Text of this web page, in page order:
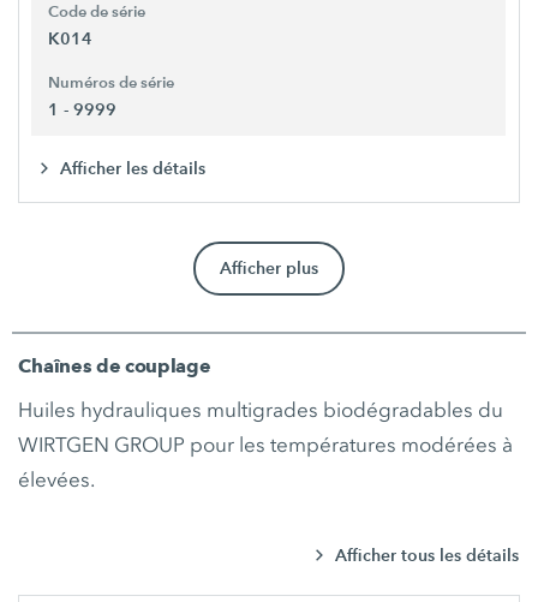
Code de série
K014
Numéros de série
1 - 9999
Afficher les détails
Afficher plus
Chaînes de couplage
Huiles hydrauliques multigrades biodégradables du
WIRTGEN GROUP pour les températures modérées à
élevées.
Afficher tous les détails